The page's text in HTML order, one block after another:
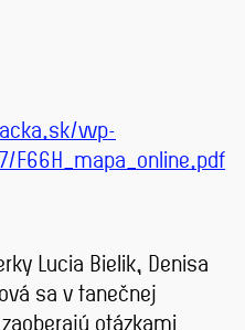
wp-
F66H_mapa_online.pdf
Lucia Bielik, Denisa
sa v tanečnej
zaoberajú otázkami